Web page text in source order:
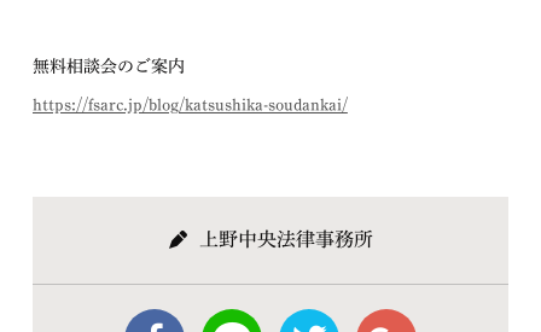
無料相談会のご案内
https://fsarc.jp/blog/katsushika-soudankai/
上野中央法律事務所